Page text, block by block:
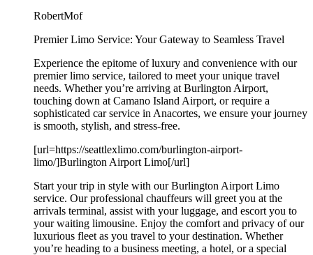
RobertMof
Premier Limo Service: Your Gateway to Seamless Travel
Experience the epitome of luxury and convenience with our
premier limo service, tailored to meet your unique travel
needs. Whether you’re arriving at Burlington Airport,
touching down at Camano Island Airport, or require a
sophisticated car service in Anacortes, we ensure your journey
is smooth, stylish, and stress-free.
[url=https://seattlexlimo.com/burlington-airport-
limo/]Burlington Airport Limo[/url]
Start your trip in style with our Burlington Airport Limo
service. Our professional chauffeurs will greet you at the
arrivals terminal, assist with your luggage, and escort you to
your waiting limousine. Enjoy the comfort and privacy of our
luxurious fleet as you travel to your destination. Whether
you’re heading to a business meeting, a hotel, or a special